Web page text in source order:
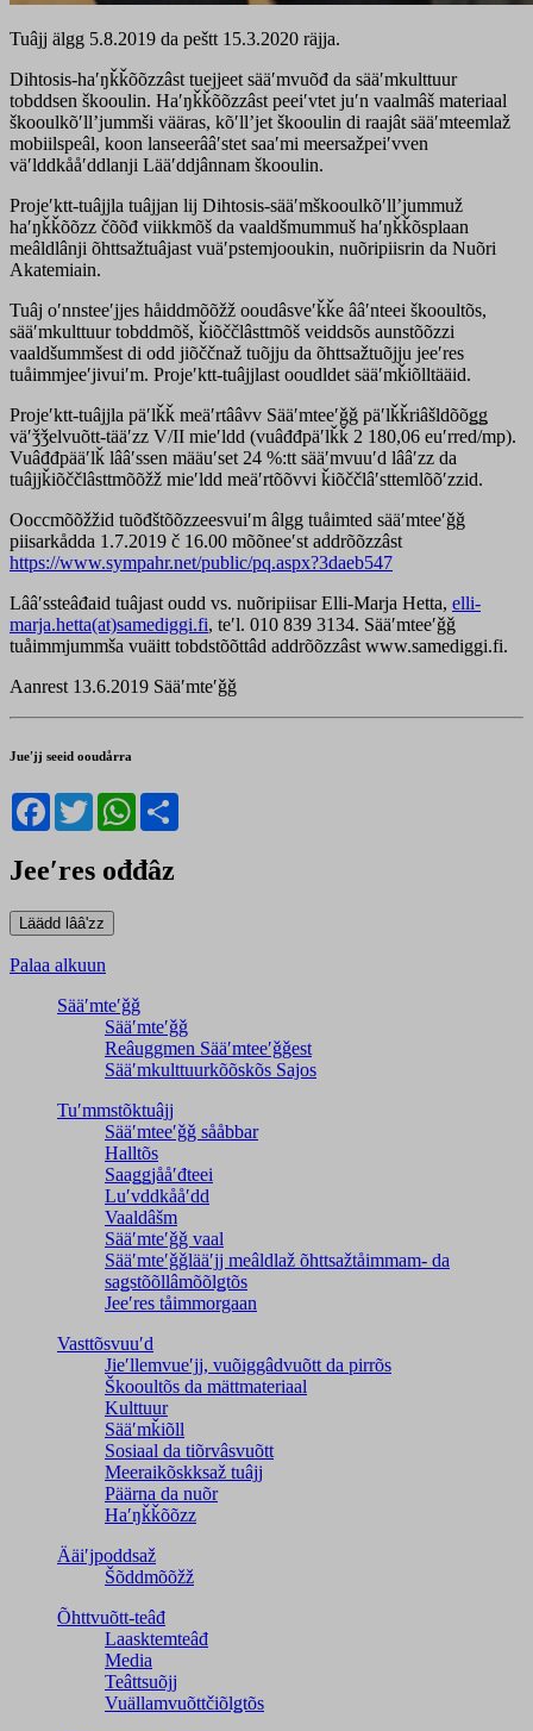
Tuâjj älgg 5.8.2019 da peštt 15.3.2020 räjja.
Dihtosis-haʹŋǩǩõõzzâst tuejjeet sääʹmvuõđ da sääʹmkulttuur
tobddsen škooulin. Haʹŋǩǩõõzzâst peeiʹvtet juʹn vaalmâš materiaal
škooulkõʹllʼjummši vääras, kõʹllʼjet škooulin di raajât sääʹmteemlaž
mobiilspeâl, koon lanseerââʹstet saaʹmi meersažpeiʹvven
väʹlddkååʹddlanji Lääʹddjânnam škooulin.
Projeʹktt-tuâjjla tuâjjan lij Dihtosis-sääʹmškooulkõʹllʼjummuž
haʹŋǩǩõõzz čõõđ viikkmõš da vaaldšmummuš haʹŋǩǩõsplaan
meâldlânji õhttsažtuâjast vuäʹpstemjooukin, nuõripiisrin da Nuõri
Akatemiain.
Tuâj oʹnnsteeʹjjes håiddmõõžž ooudâsveʹǩǩe ââʹnteei škooultõs,
sääʹmkulttuur tobddmõš, ǩiõččlâsttmõš veiddsõs aunstõõzzi
vaaldšummšest di odd jiõččnaž tuõjju da õhttsažtuõjju jeeʹres
tuåimmjeeʹjivuiʹm. Projeʹktt-tuâjjlast ooudldet sääʹmǩiõlltääid.
Projeʹktt-tuâjjla päʹlǩǩ meäʹrtââvv Sääʹmteeʹǧǧ päʹlǩǩriâšldõõǥǥ
väʹǯǯelvuõtt-tääʹzz V/II mieʹldd (vuâđđpäʹlǩǩ 2 180,06 euʹrred/mp).
Vuâđđpääʹlǩ lââʹssen määuʹset 24 %:tt sääʹmvuuʹd lââʹzz da
tuâjjǩiõččlâsttmõõžž mieʹldd meäʹrtõõvvi ǩiõččlâʹsttemlõõʹzzid.
Ooccmõõžžid tuõđštõõzzeesvuiʹm âlgg tuåimted sääʹmteeʹǧǧ
piisarkådda 1.7.2019 č 16.00 mõõneeʹst addrõõzzâst
https://www.sympahr.net/public/pq.aspx?3daeb547
Lââʹssteâđaid tuâjast oudd vs. nuõripiisar Elli-Marja Hetta, elli-
marja.hetta(at)samediggi.fi, teʹl. 010 839 3134. Sääʹmteeʹǧǧ
tuåimmjummša vuäitt tobdstõõttâd addrõõzzâst www.samediggi.fi.
Aanrest 13.6.2019 Sääʹmteʹǧǧ
Jueʹjj seeid ooudårra
Facebook
TwitterWhatsApp
Jeeʹres ođđâz
Palaa alkuun
Sääʹmteʹǧǧ
Sääʹmteʹǧǧ
Reâuggmen Sääʹmteeʹǧǧest
Sääʹmkulttuurkõõskõs Sajos
Tuʹmmstõktuâjj
Sääʹmteeʹǧǧ sååbbar
Halltõs
Saaǥǥjååʹđteei
Luʹvddkååʹdd
Vaaldâšm
Sääʹmteʹǧǧ vaal
Sääʹmteʹǧǧlääʹjj meâldlaž õhttsažtåimmam- da
saǥstõõllâmõõlǥtõs
Jeeʹres tåimmorgaan
Vasttõsvuuʹd
Jieʹllemvueʹjj, vuõiggâdvuõtt da pirrõs
Škooultõs da mättmateriaal
Kulttuur
Sääʹmǩiõll
Sosiaal da tiõrvâsvuõtt
Meeraikõskksaž tuâjj
Päärna da nuõr
Haʹŋǩǩõõzz
Ääiʹjpoddsaž
Šõddmõõžž
Õhttvuõtt-teâđ
Laasktemteâđ
Media
Teâttsuõjj
Vuällamvuõttčiõlǥtõs